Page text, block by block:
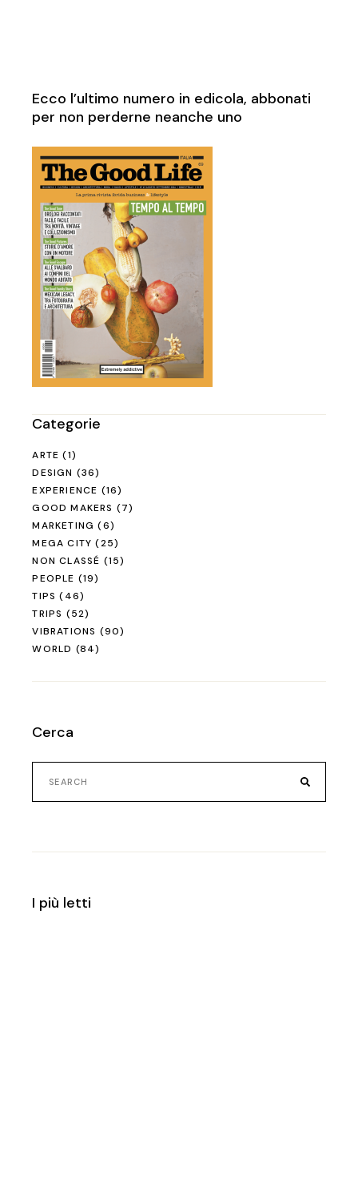
Ecco l’ultimo numero in edicola, abbonati
per non perderne neanche uno
Categorie
ARTE (1)
DESIGN (36)
EXPERIENCE (16)
GOOD MAKERS (7)
MARKETING (6)
MEGA CITY (25)
NON CLASSÉ (15)
PEOPLE (19)
TIPS (46)
TRIPS (52)
VIBRATIONS (90)
WORLD (84)
Cerca
I più letti